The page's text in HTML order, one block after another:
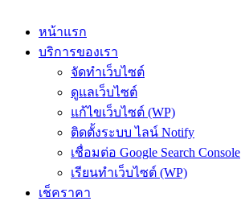
หน้าแรก
บริการของเรา
จัดทำเว็บไซต์
ดูแลเว็บไซต์
แก้ไขเว็บไซต์ (WP)
ติดตั้งระบบ ไลน์ Notify
เชื่อมต่อ Google Search Console
เรียนทำเว็บไซต์ (WP)
เช็คราคา